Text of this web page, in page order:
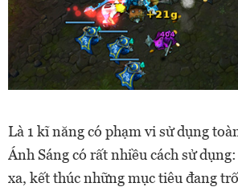
Là 1 kĩ năng có phạm vi sử dụng
Ánh Sáng có rất nhiều cách sử
xa, kết thúc những mục tiêu đang